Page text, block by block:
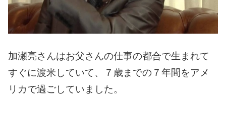
加瀬亮さんはお父さんの仕事の都合で生まれて
すぐに渡米していて、７歳までの７年間をアメ
リカで過ごしていました。